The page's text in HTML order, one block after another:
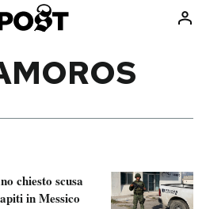
Consumismi
Storie/Idee
chiesto scusa
in Messico